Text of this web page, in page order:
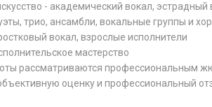
- академический вокал,
трио, ансамбли, вокальные группы и
вокал, взрослые исполнители
мастерство
рассматриваются профессиональным
оценку и профессиональный